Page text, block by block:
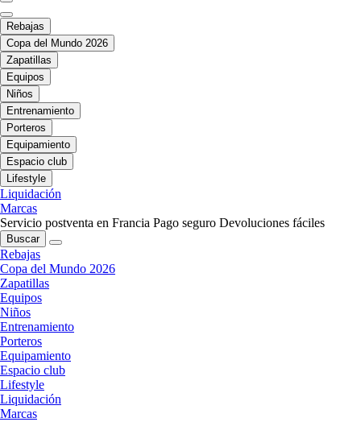
Rebajas
Copa del Mundo 2026
Zapatillas
Equipos
Niños
Entrenamiento
Porteros
Equipamiento
Espacio club
Lifestyle
Liquidación
Marcas
Servicio postventa en Francia Pago seguro Devoluciones fáciles
Buscar
Rebajas
Copa del Mundo 2026
Zapatillas
Equipos
Niños
Entrenamiento
Porteros
Equipamiento
Espacio club
Lifestyle
Liquidación
Marcas